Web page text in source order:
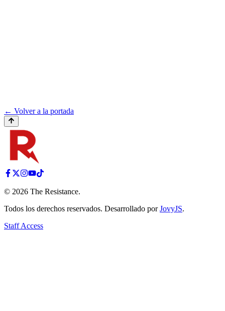
← Volver a la portada
© 2026 The Resistance.
Todos los derechos reservados. Desarrollado por JovyJS.
Staff Access